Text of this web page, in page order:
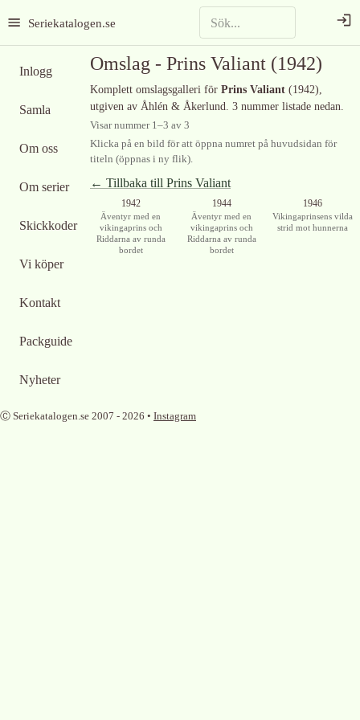
Seriekatalogen.se
Inlogg
Samla
Om oss
Om serier
Skickkoder
Vi köper
Kontakt
Packguide
Nyheter
Omslag - Prins Valiant (1942)
Komplett omslagsgalleri för Prins Valiant (1942),
utgiven av Åhlén & Åkerlund. 3 nummer listade nedan.
Visar nummer 1–3 av 3
Klicka på en bild för att öppna numret på huvudsidan för
titeln (öppnas i ny flik).
← Tillbaka till Prins Valiant
Ingen bild
tillgänglig
1942
Äventyr med en
vikingaprins och
Riddarna av runda
bordet
Ingen bild
tillgänglig
1944
Äventyr med en
vikingaprins och
Riddarna av runda
bordet
1946
Vikingaprinsens vilda
strid mot hunnerna
Ⓒ Seriekatalogen.se 2007 - 2026 • Instagram